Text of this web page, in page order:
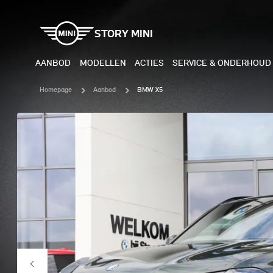
STORY MINI
AANBOD MODELLEN
MINI COOPER ELECTRIC
MINI COUNTRYMAN ELECTRIC
JOHN COOPER WORKS
ELECTRIC
MINI
MINI
MINI
ACTIES SERVICE & ONDERHOUD
Homepage Aanbod BMW X5